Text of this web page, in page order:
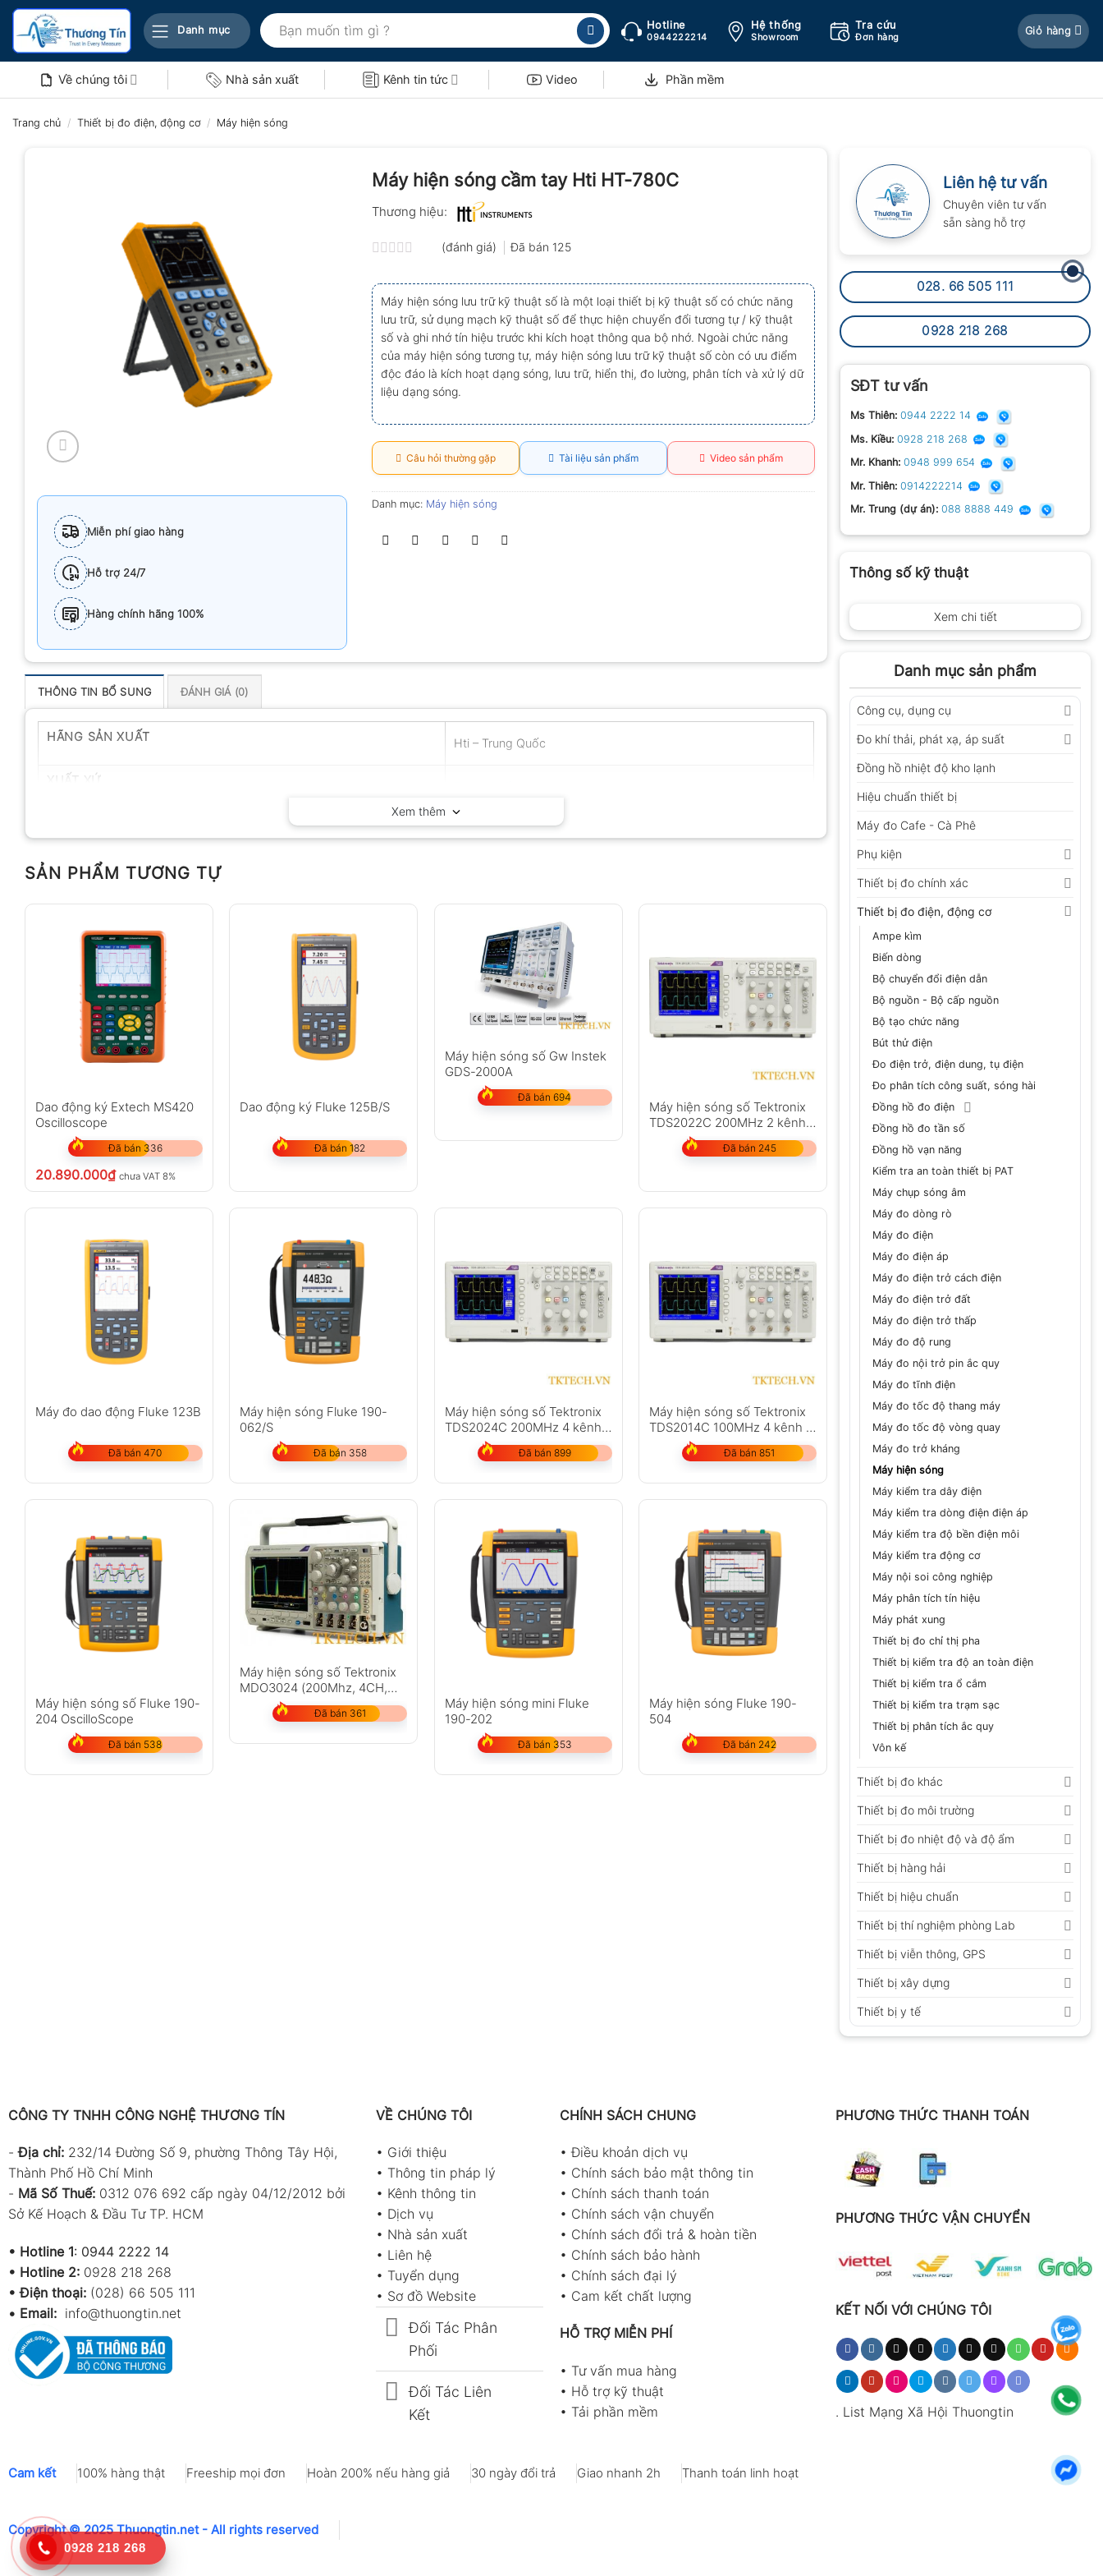
Bỏ
nội
Danh mục
Tìm
kiếm:
Hotline
0944222214
Hệ thống
Showroom
Tra cứu
Đơn hàng
Giỏ hàng
Về chúng tôi Nhà sản xuất Kênh tin tức Video Phần mềm
Trang chủ / Thiết bị đo điện, động cơ / Máy hiện sóng
Liên hệ tư vấn
Chuyên viên tư vấn
sẵn sàng hỗ trợ
028. 66 505 111
0928 218 268
SĐT tư vấn
Ms Thiên: 0944 2222 14
Ms. Kiều: 0928 218 268
Mr. Khanh: 0948 999 654
Mr. Thiên: 0914222214
Mr. Trung (dự án): 088 8888 449
Thông số kỹ thuật
Xem chi tiết
Danh mục sản phẩm
Công cụ, dụng cụ
Đo khí thải, phát xạ, áp suất
Đồng hồ nhiệt độ kho lạnh
Hiệu chuẩn thiết bị
Máy đo Cafe - Cà Phê
Phụ kiện
Thiết bị đo chính xác
Thiết bị đo điện, động cơ
Ampe kìm
Biến dòng
Bộ chuyển đổi điện dẫn
Bộ nguồn - Bộ cấp nguồn
Bộ tạo chức năng
Bút thử điện
Đo điện trở, điện dung, tụ điện
Đo phân tích công suất, sóng hài
Đồng hồ đo điện
Đồng hồ đo tần số
Đồng hồ vạn năng
Kiểm tra an toàn thiết bị PAT
Máy chụp sóng âm
Máy đo dòng rò
Máy đo điện
Máy đo điện áp
Máy đo điện trở cách điện
Máy đo điện trở đất
Máy đo điện trở thấp
Máy đo độ rung
Máy đo nội trở pin ắc quy
Máy đo tĩnh điện
Máy đo tốc độ thang máy
Máy đo tốc độ vòng quay
Máy đo trở kháng
Máy hiện sóng
Máy kiểm tra dây điện
Máy kiểm tra dòng điện điện áp
Máy kiểm tra độ bền điện môi
Máy kiểm tra động cơ
Máy nội soi công nghiệp
Máy phân tích tín hiệu
Máy phát xung
Thiết bị đo chỉ thị pha
Thiết bị kiểm tra độ an toàn điện
Thiết bị kiểm tra ổ cắm
Thiết bị kiểm tra trạm sạc
Thiết bị phân tích ắc quy
Vôn kế
Thiết bị đo khác
Thiết bị đo môi trường
Thiết bị đo nhiệt độ và độ ẩm
Thiết bị hàng hải
Thiết bị hiệu chuẩn
Thiết bị thí nghiệm phòng Lab
Thiết bị viễn thông, GPS
Thiết bị xây dựng
Thiết bị y tế
Miễn phí giao hàng
Hỗ trợ 24/7
Hàng chính hãng 100%
Máy hiện sóng cầm tay Hti HT-780C
Thương hiệu:
xếp
hạng
0.0
5
sao
(đánh giá) Đã bán 125
Máy hiện sóng lưu trữ kỹ thuật số là một loại thiết bị kỹ thuật số có chức năng
lưu trữ, sử dụng mạch kỹ thuật số để thực hiện chuyển đổi tương tự / kỹ thuật
số và ghi nhớ tín hiệu trước khi kích hoạt thông qua bộ nhớ. Ngoài chức năng
của máy hiện sóng tương tự, máy hiện sóng lưu trữ kỹ thuật số còn có ưu điểm
độc đáo là kích hoạt dạng sóng, lưu trữ, hiển thị, đo lường, phân tích và xử lý dữ
liệu dạng sóng.
Câu hỏi thường gặp Tài liệu sản phẩm Video sản phẩm
Danh mục: Máy hiện sóng
THÔNG TIN BỔ SUNG ĐÁNH GIÁ (0)
HÃNG SẢN XUẤT Hti – Trung Quốc
Xem thêm
SẢN PHẨM TƯƠNG TỰ
Dao động ký Extech MS420
Oscilloscope
Đã bán 336
20.890.000₫ chưa VAT 8%
Dao động ký Fluke 125B/S
Đã bán 182
Máy hiện sóng số Gw Instek
GDS-2000A
Đã bán 694
Máy hiện sóng số Tektronix
TDS2022C 200MHz 2 kênh
2 GS/s
Đã bán 245
Máy đo dao động Fluke 123B
Đã bán 470
Máy hiện sóng Fluke 190-
062/S
Đã bán 358
Máy hiện sóng số Tektronix
TDS2024C 200MHz 4 kênh
2 GS/s
Đã bán 899
Máy hiện sóng số Tektronix
TDS2014C 100MHz 4 kênh 2
Đã bán 851
Máy hiện sóng số Fluke 190-
204 OscilloScope
Đã bán 538
Máy hiện sóng số Tektronix
MDO3024 (200Mhz, 4CH,
2.5GS/s)
Đã bán 361
Máy hiện sóng mini Fluke
190-202
Đã bán 353
Máy hiện sóng Fluke 190-
504
Đã bán 242
CÔNG TY TNHH CÔNG NGHỆ THƯƠNG TÍN
-Địa chỉ: 232/14 Đường Số 9, phường Thông Tây Hội,
Thành Phố Hồ Chí Minh
- Mã Số Thuế: 0312 076 692 cấp ngày 04/12/2012 bởi
Sở Kế Hoạch & Đầu Tư TP. HCM
• Hotline 1: 0944 2222 14
• Hotline 2: 0928 218 268
• Điện thoại: (028) 66 505 111
• Email: info@thuongtin.net
VỀ CHÚNG TÔI
• Giới thiệu
• Thông tin pháp lý
• Kênh thông tin
• Dịch vụ
• Nhà sản xuất
• Liên hệ
• Tuyển dụng
• Sơ đồ Website
Đối Tác Phân
Phối
Đối Tác Liên
Kết
CHÍNH SÁCH CHUNG
•Điều khoản dịch vụ
• Chính sách bảo mật thông tin
• Chính sách thanh toán
• Chính sách vận chuyển
• Chính sách đổi trả & hoàn tiền
• Chính sách bảo hành
• Chính sách đại lý
• Cam kết chất lượng
HỖ TRỢ MIỄN PHÍ
• Tư vấn mua hàng
• Hỗ trợ kỹ thuật
• Tải phần mềm
PHƯƠNG THỨC THANH TOÁN
PHƯƠNG THỨC VẬN CHUYỂN
KẾT NỐI VỚI CHÚNG TÔI
. List Mạng Xã Hội Thuongtin
Cam kết 100% hàng thật Freeship mọi đơn Hoàn 200% nếu hàng giả 30 ngày đổi trả Giao nhanh 2h Thanh toán linh hoạt
Copyright © 2025 Thuongtin.net - All rights reserved
0928 218 268